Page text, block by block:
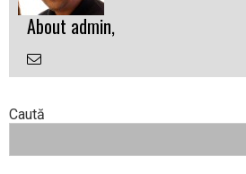
About admin,
Email
Right
Asides
Caută